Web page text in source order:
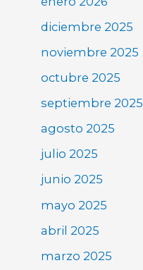
diciembre 2025
noviembre 2025
octubre 2025
septiembre 2025
agosto 2025
julio 2025
junio 2025
mayo 2025
abril 2025
marzo 2025